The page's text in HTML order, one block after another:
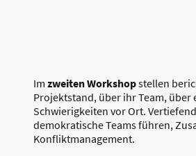
Im zweiten Workshopstellen
Projektstand, über ihr Team,
Schwierigkeiten vor Ort.
demokratische Teams führen,
Konfliktmanagement.